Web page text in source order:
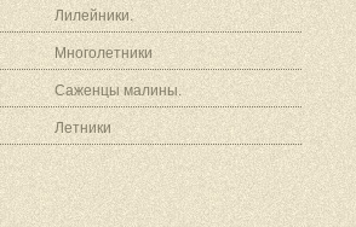
Лилейники.
Многолетники
Саженцы малины.
Летники